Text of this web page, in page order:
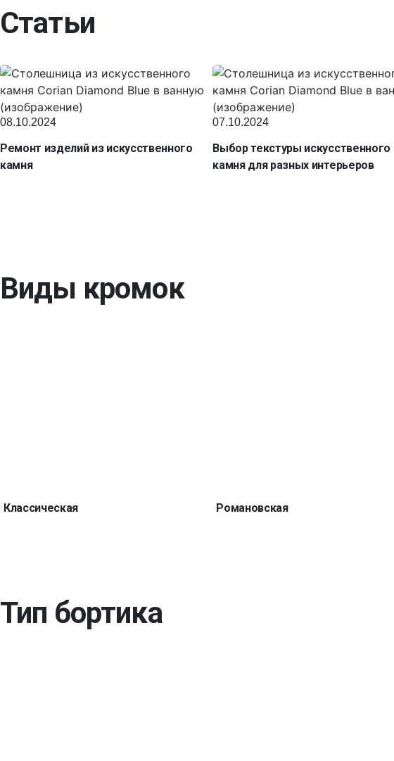
Статьи
08.10.2024
Ремонт изделий из искусственного
камня
07.10.2024
Выбор текстуры искусственного
камня для разных интерьеров
Виды кромок
Классическая Романовская
Тип бортика